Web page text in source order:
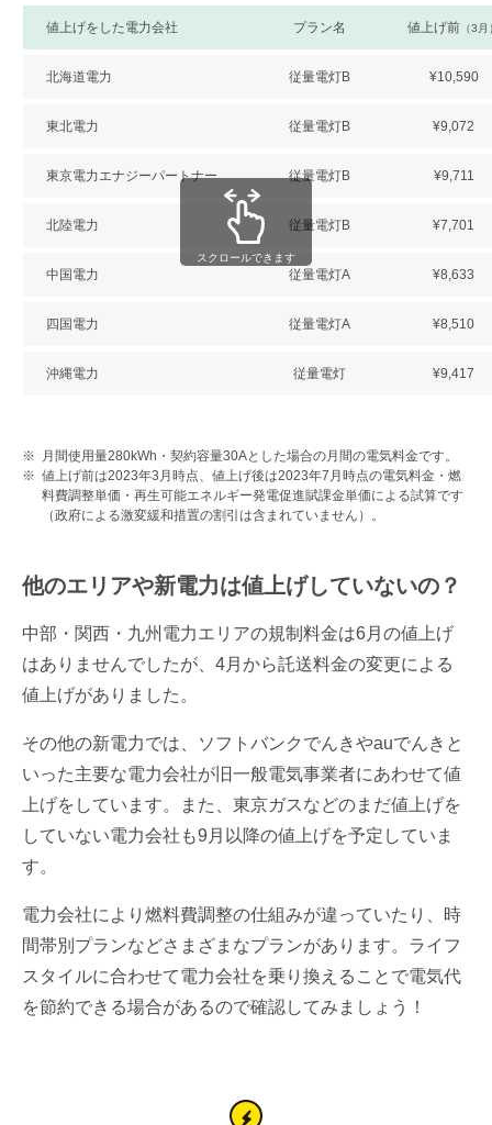
値上げをした電力会社 プラン名 値上げ前 （3月
北海道電力 従量電灯B ¥10,590
東北電力 従量電灯B ¥9,072
東京電力エナジーパートナー 従量電灯B ¥9,711
北陸電力 従量電灯B ¥7,701
中国電力 従量電灯A ¥8,633
四国電力 従量電灯A ¥8,510
沖縄電力 従量電灯 ¥9,417
スクロールできます
月間使用量280kWh・契約容量30Aとした場合の月間の電気料金です。
値上げ前は2023年3月時点、値上げ後は2023年7月時点の電気料金・燃
料費調整単価・再生可能エネルギー発電促進賦課金単価による試算です
（政府による激変緩和措置の割引は含まれていません）。
他のエリアや新電力は値上げしていないの？
中部・関西・九州電力エリアの規制料金は6月の値上げ
はありませんでしたが、4月から託送料金の変更による
値上げがありました。
その他の新電力では、ソフトバンクでんきやauでんきと
いった主要な電力会社が旧一般電気事業者にあわせて値
上げをしています。また、東京ガスなどのまだ値上げを
していない電力会社も9月以降の値上げを予定していま
す。
電力会社により燃料費調整の仕組みが違っていたり、時
間帯別プランなどさまざまなプランがあります。ライフ
スタイルに合わせて電力会社を乗り換えることで電気代
を節約できる場合があるので確認してみましょう！